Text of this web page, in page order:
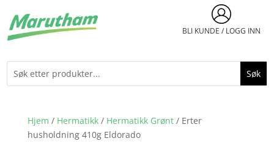
BLI KUNDE / LOGG INN
Hjem / Hermatikk/ Hermatikk Grønt/ Erter
husholdning 410g Eldorado